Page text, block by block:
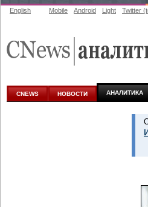
аналитике
English Mobile Android Light Twitter
CNEWS НОВОСТИ АНАЛИТИКА